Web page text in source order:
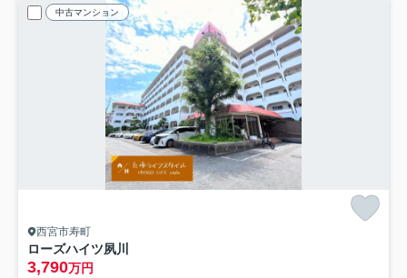
中古マンション
西宮市寿町
ローズハイツ夙川
3,790万円